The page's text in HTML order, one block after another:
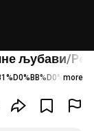
љубави/
more